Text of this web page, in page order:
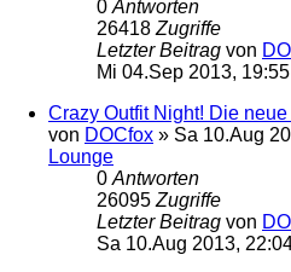
0 Antworten
26418 Zugriffe
Letzter Beitrag von
Mi 04.Sep 2013, 19:55
Crazy Outfit Night! Die
von DOCfox » Sa 10.Aug
Lounge
0 Antworten
26095 Zugriffe
Letzter Beitrag von
Sa 10.Aug 2013,